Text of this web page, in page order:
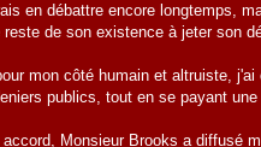
en débattre encore longtemps,
reste de son existence à jeter son
mon côté humain et altruiste,
publics, tout en se payant
Monsieur Brooks a diffusé